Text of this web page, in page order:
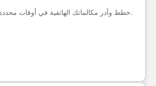
خطط وأدر مكالماتك الهاتفية في أوقات محددة تناسب جدولك.